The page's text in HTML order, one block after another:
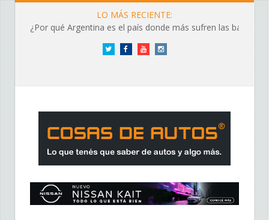
LO MÁS RECIENTE:
¿Por qué Argentina es el país donde más sufren las baterías?
Twitter FacebookYouTubeInstagram